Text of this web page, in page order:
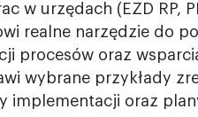
w urzędach (EZD RP,
realne narzędzie do
procesów oraz
wybrane przykłady
implementacji oraz